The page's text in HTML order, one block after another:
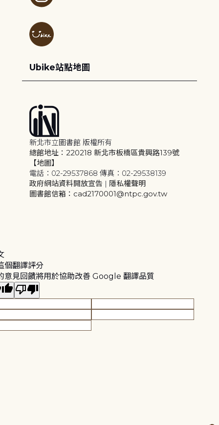
Ubike站點地圖
新北市立圖書館 版權所有
總館地址：220218 新北市板橋區貴興路139號
【地圖】
電話：02-29537868 傳真：02-29538139
政府網站資料開放宣告 | 隱私權聲明
圖書館信箱：cad2170001@ntpc.gov.tw
個翻譯評分
意見回饋將用於協助改善 Google 翻譯品質